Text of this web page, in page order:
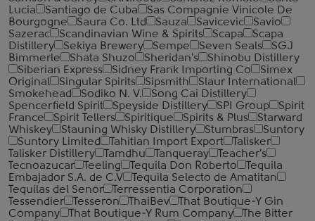
Lucia
Santiago de Cuba
Sas Compagnie Vinicole De
Bourgogne
Saura Co. Ltd Sauza Savicevic
Savio
Sazerac
Scandinavian Wine & Spirits Scapa
Scapa
Distillery
Sekiya Brewery Sempe Seven Seals
SGJ
Bimmerle
Shata Shuzo Sheridan's
Shinobu Distillery
Siberian Express
Sidney Frank Importing Co
Simex
Original
Singular Spirits Sipsmith
Slaur International
Smokehead
Sodiko N. V.
Song Cai Distillery
Spencerfield Spirit
Speyside Distillery SPI Group
Spirit
France
Spirit Tellers Spiritique Spirits & Plus
Starward
Whiskey
Stauning Whisky Distillery Stumbras
Suntory
Suntory Limited
Tahitian Import Export
Talisker
Talisker Distillery
Tamdhu Tanqueray
Teacher's
Tecnoazucar
Teeling Tequila Don Roberto
Tequila
Embajador S.A. de C.V
Tequila Selecto de Amatitan
Tequilas del Senor
Terressentia Corporation
Tessendier
Tesseron ThaiBev
That Boutique-Y Gin
Company
That Boutique-Y Rum Company
The Bitter